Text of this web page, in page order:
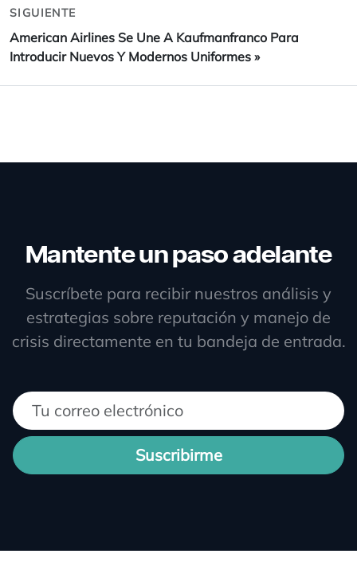
SIGUIENTE
American Airlines Se Une A Kaufmanfranco Para
Introducir Nuevos Y Modernos Uniformes »
Mantente un paso adelante
Suscríbete para recibir nuestros análisis y
estrategias sobre reputación y manejo de
crisis directamente en tu bandeja de entrada.
Suscribirme